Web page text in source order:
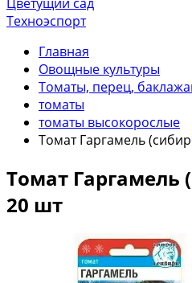
Техноэспорт
Главная
Овощные культуры
Томаты, перец,
томаты
томаты высокорослые
Томат Гаргамель
Томат Гаргамель
20 шт